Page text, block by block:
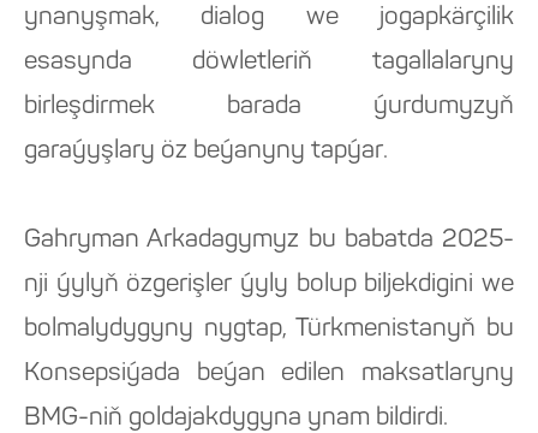
ynanyşmak, dialog we jogapkärçilik
esasynda döwletleriň tagallalaryny
birleşdirmek barada ýurdumyzyň
garaýyşlary öz beýanyny tapýar.
Gahryman Arkadagymyz bu babatda 2025-
nji ýylyň özgerişler ýyly bolup biljekdigini we
bolmalydygyny nygtap, Türkmenistanyň bu
Konsepsiýada beýan edilen maksatlaryny
BMG-niň goldajakdygyna ynam bildirdi.